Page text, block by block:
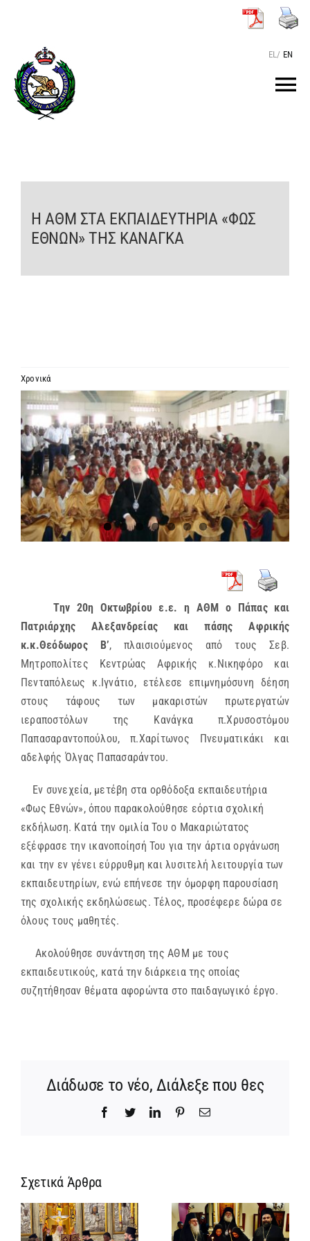
περιεχόμενο
EL/ EN
O ΠΑΤΡΙΑΡΧΗΣ
ΤΟ ΠΑΤΡΙΑΡΧΕΙΟ
KEIMENA
MEDIA
ΕΝΗΜΕΡΩΣΗ
ΣΥΝΔΕΣΕΙΣ
Η ΑΘΜ ΣΤΑ ΕΚΠΑΙΔΕΥΤΗΡΙΑ «ΦΩΣ
ΕΘΝΩΝ» ΤΗΣ ΚΑΝΑΓΚΑ
Χρονικά
Προβολή
μεγαλύτερης
εικόνας
Την 20η Οκτωβρίου ε.ε. η ΑΘΜ ο Πάπας και
Πατριάρχης Αλεξανδρείας και πάσης Αφρικής
κ.κ.Θεόδωρος Β’, πλαισιούμενος από τους Σεβ.
Μητροπολίτες Κεντρώας Αφρικής κ.Νικηφόρο και
Πενταπόλεως κ.Ιγνάτιο, ετέλεσε επιμνημόσυνη δέηση
στους τάφους των μακαριστών πρωτεργατών
ιεραποστόλων της Κανάγκα π.Χρυσοστόμου
Παπασαραντοπούλου, π.Χαρίτωνος Πνευματικάκι και
αδελφής Όλγας Παπασαράντου.
Εν συνεχεία, μετέβη στα ορθόδοξα εκπαιδευτήρια
«Φως Εθνών», όπου παρακολούθησε εόρτια σχολική
εκδήλωση. Κατά την ομιλία Του ο Μακαριώτατος
εξέφρασε την ικανοποίησή Του για την άρτια οργάνωση
και την εν γένει εύρρυθμη και λυσιτελή λειτουργία των
εκπαιδευτηρίων, ενώ επήνεσε την όμορφη παρουσίαση
της σχολικής εκδηλώσεως. Τέλος, προσέφερε δώρα σε
όλους τους μαθητές.
Ακολούθησε συνάντηση της ΑΘΜ με τους
εκπαιδευτικούς, κατά την διάρκεια της οποίας
συζητήθησαν θέματα αφορώντα στο παιδαγωγικό έργο.
Διάδωσε το νέο, Διάλεξε που θες
Facebook
TwitterLinkedInPinterestEmail
Σχετικά ΆρθραΊδρυση
Γυναικείας
Ιεράς
και